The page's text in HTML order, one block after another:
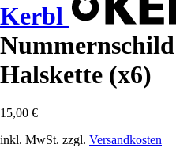
Kerbl
Halskette (x6)
15,00 €
inkl. MwSt. zzgl. Versandkosten